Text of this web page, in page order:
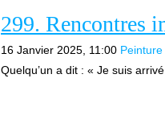
299. Rencontres
16 Janvier 2025, 11:00
Quelqu’un a dit : « Je suis